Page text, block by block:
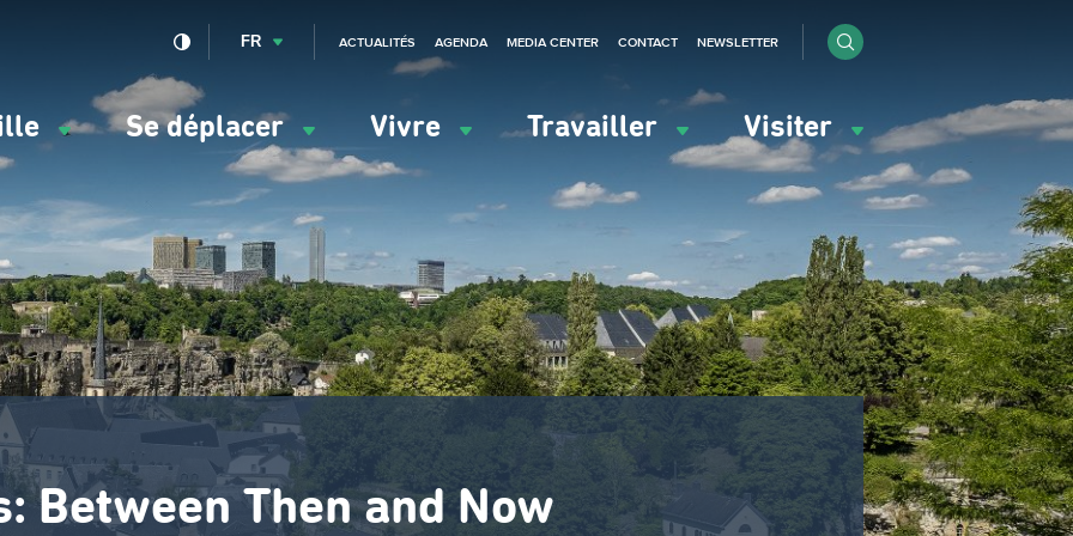
Se déplacer Vivre Travailler Visiter
FR ACTUALITÉS AGENDA MEDIA CENTER CONTACT NEWSLETTER
Between Then and Now